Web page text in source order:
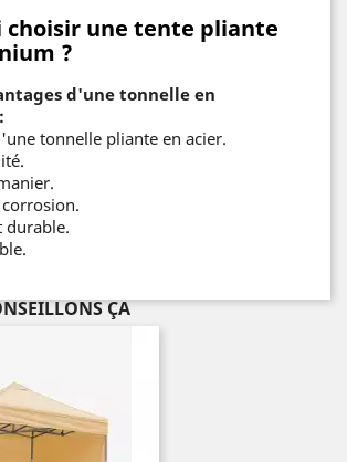
choisir une tente pliante
?
d'une tonnelle en
tonnelle pliante en acier.
durable.
ÇA